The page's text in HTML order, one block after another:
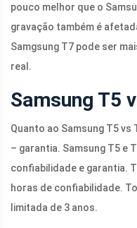
pouco melhor que o
gravação também é
Samgsung T7 pode ser
real.
Samsung T5
Quanto ao Samsung T5
– garantia. Samsung T5 e
confiabilidade e garantia.
horas de confiabilidade.
limitada de 3 anos.